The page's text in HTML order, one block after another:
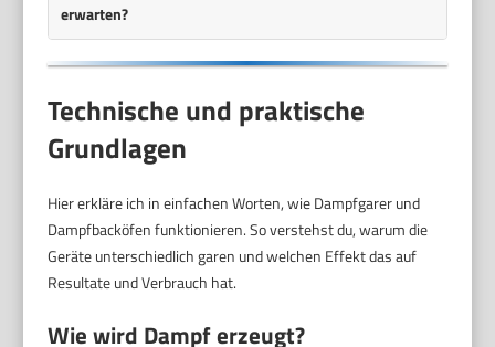
erwarten?
Technische und praktische
Grundlagen
Hier erkläre ich in einfachen Worten, wie Dampfgarer und
Dampfbacköfen funktionieren. So verstehst du, warum die
Geräte unterschiedlich garen und welchen Effekt das auf
Resultate und Verbrauch hat.
Wie wird Dampf erzeugt?